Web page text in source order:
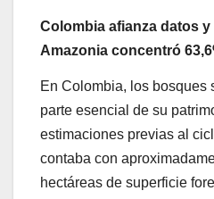
Colombia afianza datos
Amazonia concentró
En Colombia, los bosques
parte esencial de su
estimaciones previas al
contaba con
hectáreas de superficie